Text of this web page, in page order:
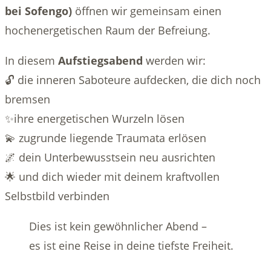
bei Sofengo) öffnen wir gemeinsam einen
hochenergetischen Raum der Befreiung.
In diesem Aufstiegsabend werden wir:
🔓 die inneren Saboteure aufdecken, die dich noch
bremsen
✨ihre energetischen Wurzeln lösen
💫 zugrunde liegende Traumata erlösen
🌌 dein Unterbewusstsein neu ausrichten
🌟 und dich wieder mit deinem kraftvollen
Selbstbild verbinden
Dies ist kein gewöhnlicher Abend –
es ist eine Reise in deine tiefste Freiheit.